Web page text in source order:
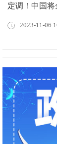
定调！中国将
2023-11-06